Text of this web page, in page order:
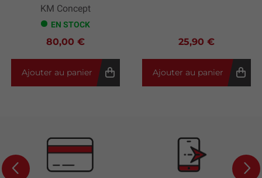
KM Concept
EN STOCK
80,00 €
Ajouter au panier
25,90 €
Ajouter au panier